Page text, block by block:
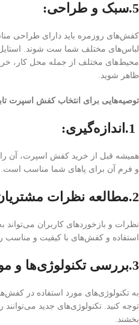
5.سبک و طراحی:
کفش‌های روزمره باید دارای طراحی
لباس‌های مختلف شما ست شوند.
محیط‌های مختلف از جمله محل کار،
ظاهر شوید.
توصیه‌هایی برای انتخاب کفش اسپرت
همیشه قبل از خرید کفش اسپرت، آن را
و فرم آن برای پاهای شما مناسب است.
2.مطالعه نظرات مشتریان:
نظرات و بازخوردهای کاربران می‌تواند
استفاده و کفش‌های با کیفیت و مناسب
3.بررسی تکنولوژی‌ها و مواد:
به تکنولوژی‌های مورد استفاده در
توجه کنید. تکنولوژی‌های جدید می‌توانند
بخشند.